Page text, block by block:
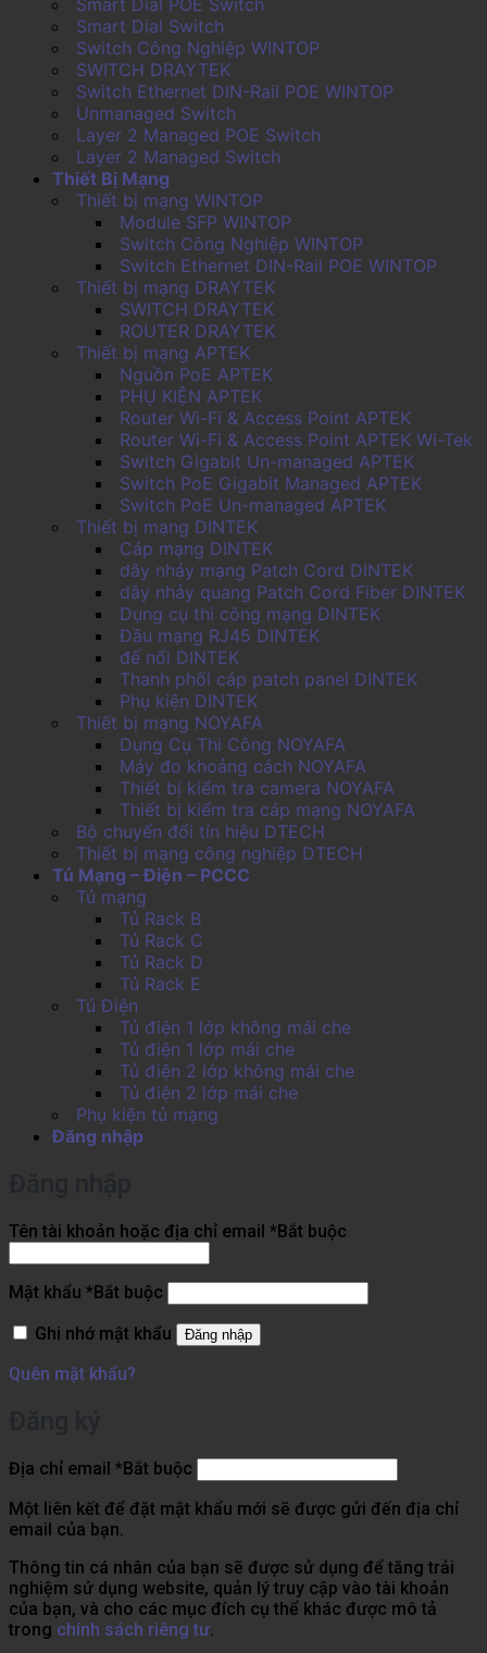
Smart Dial POE Switch
Smart Dial Switch
Switch Công Nghiệp WINTOP
SWITCH DRAYTEK
Switch Ethernet DIN-Rail POE WINTOP
Unmanaged Switch
Layer 2 Managed POE Switch
Layer 2 Managed Switch
Thiết Bị Mạng
Thiết bị mạng WINTOP
Module SFP WINTOP
Switch Công Nghiệp WINTOP
Switch Ethernet DIN-Rail POE WINTOP
Thiết bị mạng DRAYTEK
SWITCH DRAYTEK
ROUTER DRAYTEK
Thiết bị mạng APTEK
Nguồn PoE APTEK
PHỤ KIỆN APTEK
Router Wi-Fi & Access Point APTEK
Router Wi-Fi & Access Point APTEK Wi-Tek
Switch Gigabit Un-managed APTEK
Switch PoE Gigabit Managed APTEK
Switch PoE Un-managed APTEK
Thiết bị mạng DINTEK
Cáp mạng DINTEK
dây nhảy mạng Patch Cord DINTEK
dây nhảy quang Patch Cord Fiber DINTEK
Dụng cụ thi công mạng DINTEK
Đầu mạng RJ45 DINTEK
đế nổi DINTEK
Thanh phối cáp patch panel DINTEK
Phụ kiện DINTEK
Thiết bị mạng NOYAFA
Dụng Cụ Thi Công NOYAFA
Máy đo khoảng cách NOYAFA
Thiết bị kiểm tra camera NOYAFA
Thiết bị kiểm tra cáp mạng NOYAFA
Bộ chuyển đổi tín hiệu DTECH
Thiết bị mạng công nghiệp DTECH
Tủ Mạng – Điện – PCCC
Tủ mạng
Tủ Rack B
Tủ Rack C
Tủ Rack D
Tủ Rack E
Tủ Điện
Tủ điện 1 lớp không mái che
Tủ điện 1 lớp mái che
Tủ điện 2 lớp không mái che
Tủ điện 2 lớp mái che
Phụ kiện tủ mạng
Đăng nhập
Tên tài khoản hoặc địa chỉ email *Bắt buộc
Mật khẩu *Bắt buộc
Ghi nhớ mật khẩu
Đăng nhập
Quên mật khẩu?
Địa chỉ email *Bắt buộc
Một liên kết để đặt mật khẩu mới sẽ được gửi đến địa chỉ
email của bạn.
Thông tin cá nhân của bạn sẽ được sử dụng để tăng trải
nghiệm sử dụng website, quản lý truy cập vào tài khoản
của bạn, và cho các mục đích cụ thể khác được mô tả
trong chính sách riêng tư